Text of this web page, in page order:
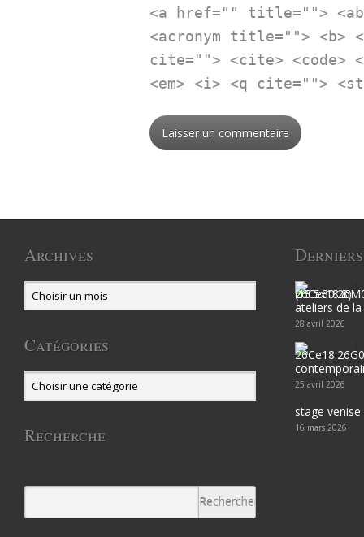
<a href="" title="">
<acronym title=""> <b>
cite=""> <cite> <code>
<em> <i> <q cite="">
Archives
Catégories
Recherche
ateliers de
28 avril 2026
25 avril 2026
stage venise
16 mars 2026